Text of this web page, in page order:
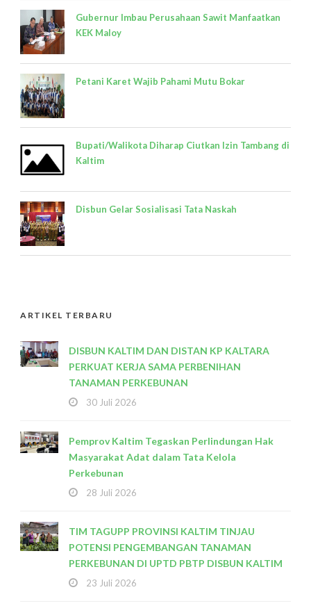
Gubernur Imbau Perusahaan Sawit Manfaatkan
KEK Maloy
Petani Karet Wajib Pahami Mutu Bokar
Bupati/Walikota Diharap Ciutkan Izin Tambang di
Kaltim
Disbun Gelar Sosialisasi Tata Naskah
ARTIKEL TERBARU
DISBUN KALTIM DAN DISTAN KP KALTARA
PERKUAT KERJA SAMA PERBENIHAN
TANAMAN PERKEBUNAN
30 Juli 2026
Pemprov Kaltim Tegaskan Perlindungan Hak
Masyarakat Adat dalam Tata Kelola
Perkebunan
28 Juli 2026
TIM TAGUPP PROVINSI KALTIM TINJAU
POTENSI PENGEMBANGAN TANAMAN
PERKEBUNAN DI UPTD PBTP DISBUN KALTIM
23 Juli 2026